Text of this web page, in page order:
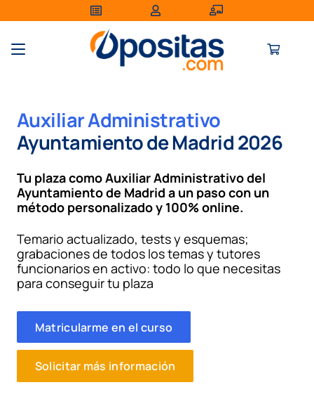
Auxiliar Administrativo
Ayuntamiento de Madrid2026
Tu plaza como Auxiliar Administrativo del
Ayuntamiento de Madrid a un paso con un
método personalizadoy 100% online.
Temario actualizado, tests y esquemas;
grabaciones de todos los temas y tutores
funcionarios en activo: todo lo que necesitas
para conseguir tu plaza
Matricularme en el curso
Solicitar más información